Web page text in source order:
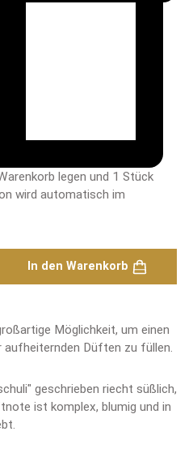
legen und 1 Stück
wird automatisch im
In den Warenkorb
Möglichkeit, um einen
aufheiternden Düften zu füllen.
geschrieben riecht süßlich,
ist komplex, blumig und in